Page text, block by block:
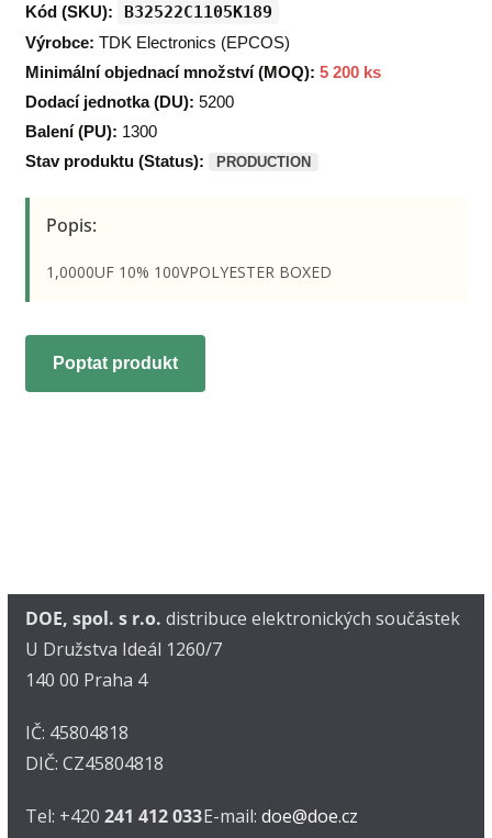
Kód (SKU): B32522C1105K189
Výrobce: TDK Electronics (EPCOS)
Minimální objednací množství (MOQ): 5 200 ks
Dodací jednotka (DU): 5200
Balení (PU): 1300
Stav produktu (Status):
PRODUCTION
Popis:
1,0000UF 10% 100VPOLYESTER BOXED
Poptat produkt
DOE, spol. s r.o. distribuce elektronických součástek
U Družstva Ideál 1260/7
140 00 Praha 4
IČ: 45804818
DIČ: CZ45804818
Tel: +420 241 412 033E-mail: doe@doe.cz